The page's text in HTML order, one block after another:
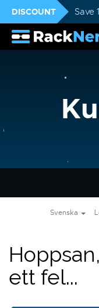
DISCOUNT Save
Svenska
ett fel...